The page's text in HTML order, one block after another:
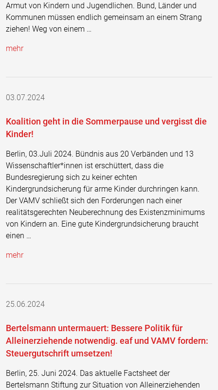
Armut von Kindern und Jugendlichen. Bund, Länder und
Kommunen müssen endlich gemeinsam an einem Strang
ziehen! Weg von einem …
mehr
03.07.2024
Koalition geht in die Sommerpause und vergisst die
Kinder!
Berlin, 03.Juli 2024. Bündnis aus 20 Verbänden und 13
Wissenschaftler*innen ist erschüttert, dass die
Bundesregierung sich zu keiner echten
Kindergrundsicherung für arme Kinder durchringen kann.
Der VAMV schließt sich den Forderungen nach einer
realitätsgerechten Neuberechnung des Existenzminimums
von Kindern an. Eine gute Kindergrundsicherung braucht
einen …
mehr
25.06.2024
Bertelsmann untermauert: Bessere Politik für
Alleinerziehende notwendig. eaf und VAMV fordern:
Steuergutschrift umsetzen!
Berlin, 25. Juni 2024. Das aktuelle Factsheet der
Bertelsmann Stiftung zur Situation von Alleinerziehenden